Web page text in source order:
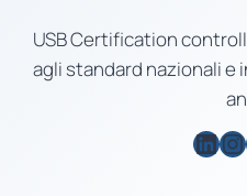
USB Certification
agli standard nazionali e